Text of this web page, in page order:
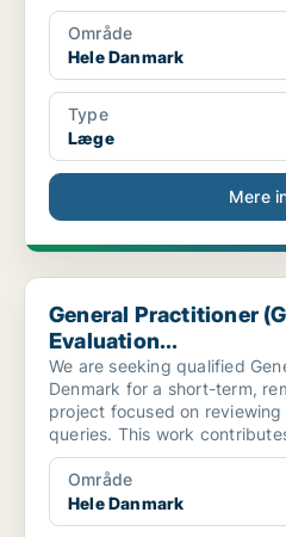
Område
Hele Danmark
Type
Læge
Mere
General Practitioner (GP) –
General Practitioner
Evaluation...
We are seeking qualified
Denmark for a short-term,
project focused on
queries. This work
Område
Hele Danmark